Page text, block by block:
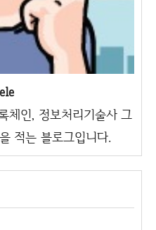
체인, 정보처리기술사 그
적는 블로그입니다.